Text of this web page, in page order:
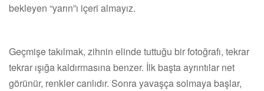
bekleyen “yarın”ı içeri almayız.
Geçmişe takılmak, zihnin elinde tuttuğu bir fotoğrafı, tekrar
tekrar ışığa kaldırmasına benzer. İlk başta ayrıntılar net
görünür, renkler canlıdır. Sonra yavaşça solmaya başlar,